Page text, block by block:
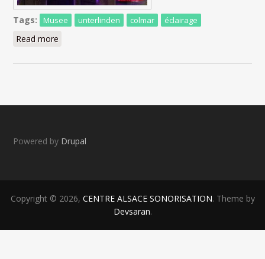
Tags: Musee unterlinden colmar éclairage
Read more
Powered by Drupal
Copyright © 2026, CENTRE ALSACE SONORISATION. Theme by
Devsaran.